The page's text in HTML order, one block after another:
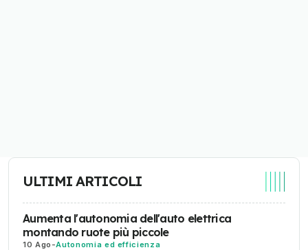
ULTIMI ARTICOLI
Aumenta l'autonomia dell'auto elettrica
montando ruote più piccole
10 Ago -Autonomia ed efficienza